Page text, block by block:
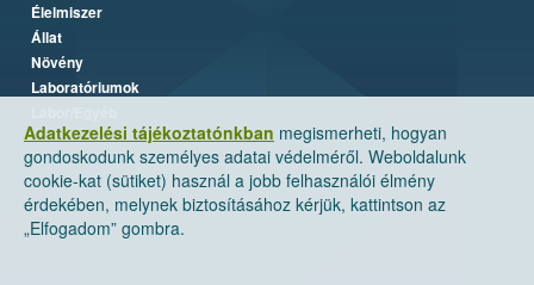
Adatkezelési tájékoztatónkban megismerheti, hogyan
gondoskodunk személyes adatai védelméről. Weboldalunk
cookie-kat (sütiket) használ a jobb felhasználói élmény
érdekében, melynek biztosításához kérjük, kattintson az
„Elfogadom” gombra.
Élelmiszer
Állat
Növény
Laboratóriumok